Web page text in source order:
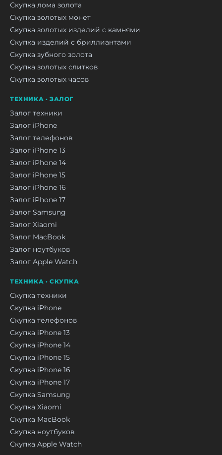
Скупка лома золота
Скупка золотых монет
Скупка золотых изделий с камнями
Скупка изделий с бриллиантами
Скупка зубного золота
Скупка золотых слитков
Скупка золотых часов
ТЕХНИКА · ЗАЛОГ
Залог техники
Залог iPhone
Залог телефонов
Залог iPhone 13
Залог iPhone 14
Залог iPhone 15
Залог iPhone 16
Залог iPhone 17
Залог Samsung
Залог Xiaomi
Залог MacBook
Залог ноутбуков
Залог Apple Watch
ТЕХНИКА · СКУПКА
Скупка техники
Скупка iPhone
Скупка телефонов
Скупка iPhone 13
Скупка iPhone 14
Скупка iPhone 15
Скупка iPhone 16
Скупка iPhone 17
Скупка Samsung
Скупка Xiaomi
Скупка MacBook
Скупка ноутбуков
Скупка Apple Watch